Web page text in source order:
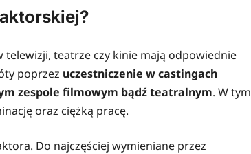
telewizji, teatrze czy kinie mają odpowiednie
poprzez uczestniczenie w castingach
zespole filmowym bądź teatralnym. W tym
oraz ciężką pracę.
Do najczęściej wymieniane przez